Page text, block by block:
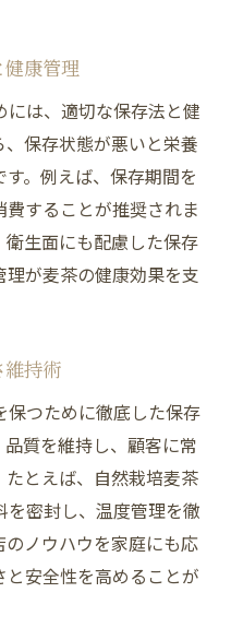
康管理
は、適切な保存法と健
保存状態が悪いと栄養
。例えば、保存期間を
することが推奨されま
生面にも配慮した保存
が麦茶の健康効果を支
維持術
つために徹底した保存
質を維持し、顧客に常
とえば、自然栽培麦茶
を密封し、温度管理を徹
ノウハウを家庭にも応
安全性を高めることが